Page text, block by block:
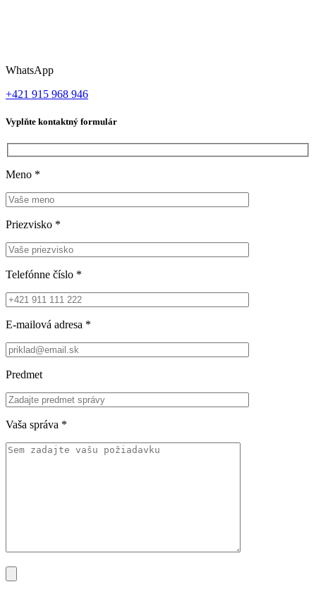
WhatsApp
+421 915 968 946
Vyplňte kontaktný formulár
Meno *
Priezvisko *
Telefónne číslo *
E-mailová adresa *
Predmet
Vaša správa *